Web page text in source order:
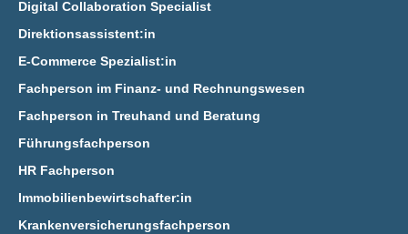
Digital Collaboration Specialist
Direktionsassistent:in
E‑Commerce Spezialist:in
Fachperson im Finanz- und Rechnungswesen
Fachperson in Treuhand und Beratung
Führungsfachperson
HR Fachperson
Immobilienbewirtschafter:in
Krankenversicherungsfachperson